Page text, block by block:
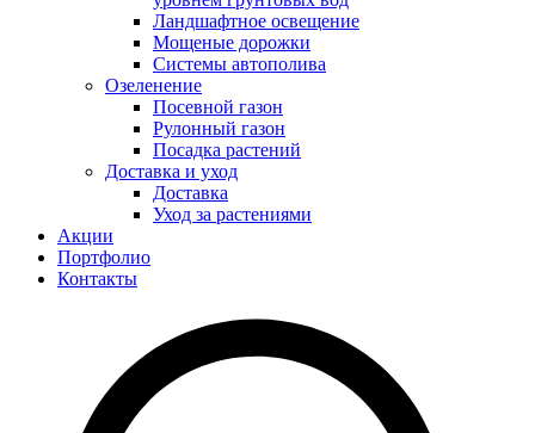
Ландшафтное освещение
Мощеные дорожки
Системы автополива
Озеленение
Посевной газон
Рулонный газон
Посадка растений
Доставка и уход
Доставка
Уход за растениями
Акции
Портфолио
Контакты